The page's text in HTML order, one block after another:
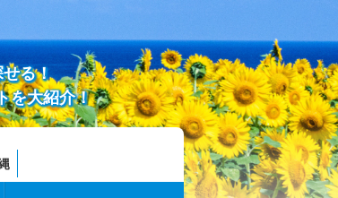
る！
を大紹介！